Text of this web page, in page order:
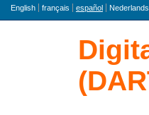
Lengua
English français español Nederlands